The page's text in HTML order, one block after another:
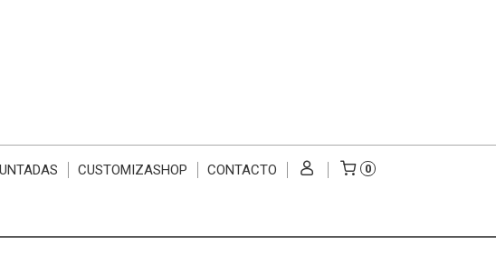
CUSTOMIZASHOP CONTACTO 0